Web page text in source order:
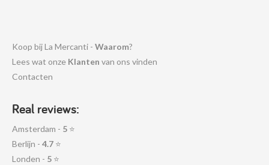
Koop bij La Mercanti - Waarom?
Lees wat onze Klanten van ons vinden
Contacten
Real reviews:
Amsterdam - 5 ⭐
Berlijn - 4.7 ⭐
Londen - 5 ⭐